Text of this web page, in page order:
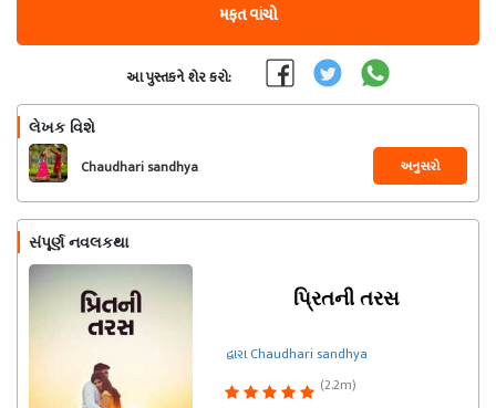
મફત વાંચો
આ પુસ્તકને શેર કરો:
લેખક વિશે
Chaudhari sandhya અનુસરો
સંપૂર્ણ નવલકથા
પ્રિતની તરસ
દ્વારા Chaudhari sandhya
(2.2m)